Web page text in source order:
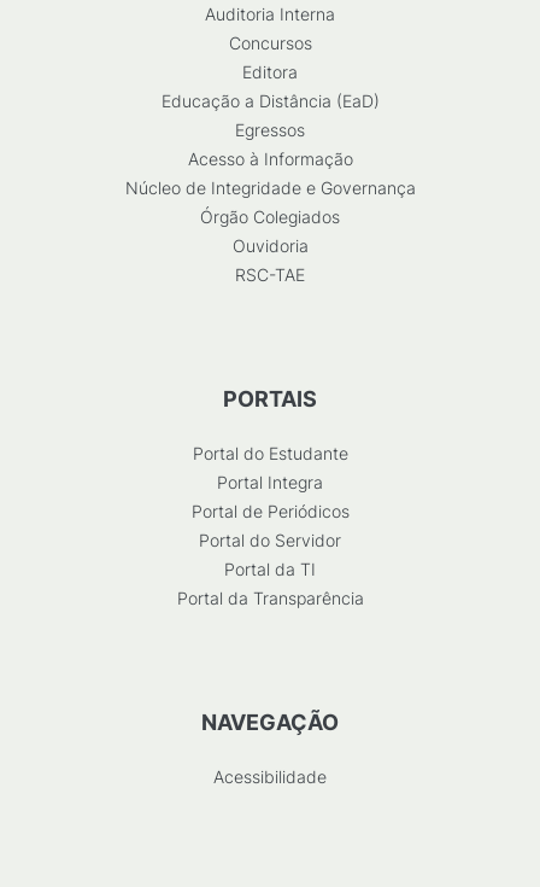
Auditoria Interna
Concursos
Editora
Educação a Distância (EaD)
Egressos
Acesso à Informação
Núcleo de Integridade e Governança
Órgão Colegiados
Ouvidoria
RSC-TAE
PORTAIS
Portal do Estudante
Portal Integra
Portal de Periódicos
Portal do Servidor
Portal da TI
Portal da Transparência
NAVEGAÇÃO
Acessibilidade